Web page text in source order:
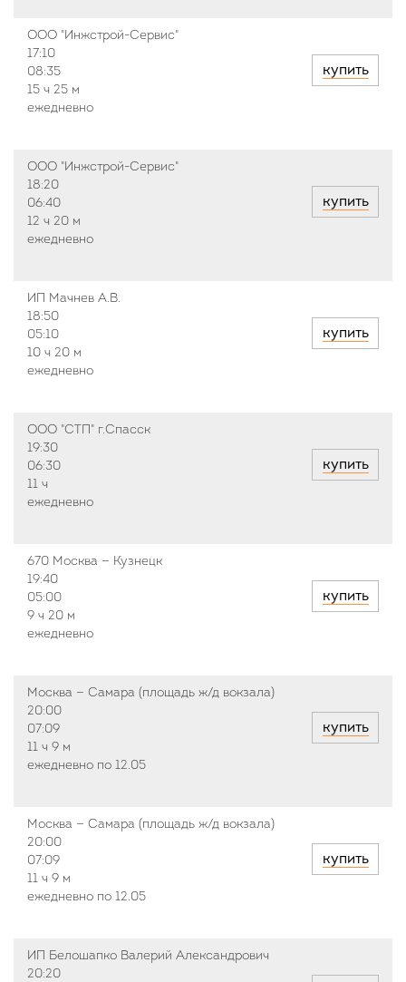
ООО "Инжстрой-Сервис"
17:10
08:35
15 ч 25 м
ежедневно
купить
ООО "Инжстрой-Сервис"
18:20
06:40
12 ч 20 м
ежедневно
купить
ИП Мачнев А.В.
18:50
05:10
10 ч 20 м
ежедневно
купить
ООО "СТП" г.Спасск
19:30
06:30
11 ч
ежедневно
купить
670 Москва — Кузнецк
19:40
05:00
9 ч 20 м
ежедневно
купить
Москва — Самара (площадь ж/д вокзала)
20:00
07:09
11 ч 9 м
ежедневно по 12.05
купить
Москва — Самара (площадь ж/д вокзала)
20:00
07:09
11 ч 9 м
ежедневно по 12.05
купить
ИП Белошапко Валерий Александрович
20:20